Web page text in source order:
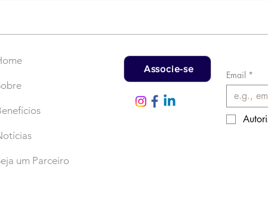
um Parceiro
Associe-se
Email *